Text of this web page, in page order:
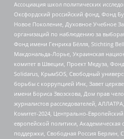
Ассоциация школ политических
Оксфордский российский фонд, Фонд
Новое Поколение, Духовное Учебное
организаций по наблюдению за
Фонд имени Генриха Бёлля, Stichting
Макдональда-Лорье, Украинская
комитет в Швеции, Проект Медуза,
Solidarus, КрымSOS, Свободный
борьбы с коррупцией Инк, Завет
имени Бориса Звозскова, Дом прав
журналистов расследователей,
Комитет-2024, Центрально-
европейской политики, Академическая
поддержки, Свободная Россия Берлин,